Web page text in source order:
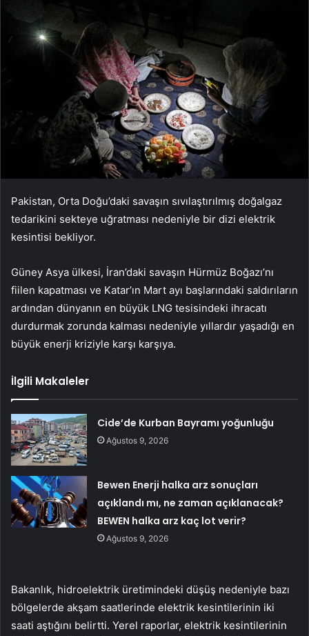
Pakistan, Orta Doğu’daki savaşın sıvılaştırılmış doğalgaz
tedarikini sekteye uğratması nedeniyle bir dizi elektrik
kesintisi bekliyor.
Güney Asya ülkesi, İran’daki savaşın Hürmüz Boğazı’nı
fiilen kapatması ve Katar’ın Mart ayı başlarındaki saldırıların
ardından dünyanın en büyük LNG tesisindeki ihracatı
durdurmak zorunda kalması nedeniyle yıllardır yaşadığı en
büyük enerji kriziyle karşı karşıya.
İlgili Makaleler
Cide’de Kurban Bayramı yoğunluğu
Ağustos 9, 2026
Bewen Enerji halka arz sonuçları
açıklandı mı, ne zaman açıklanacak?
BEWEN halka arz kaç lot verir?
Ağustos 9, 2026
Bakanlık, hidroelektrik üretimindeki düşüş nedeniyle bazı
bölgelerde akşam saatlerinde elektrik kesintilerinin iki
saati aştığını belirtti. Yerel raporlar, elektrik kesintilerinin